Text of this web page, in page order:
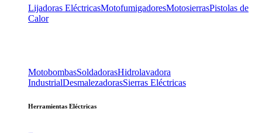
Lijadoras EléctricasMotofumigadoresMotosierrasPistolas de
Calor
MotobombasSoldadorasHidrolavadora
IndustrialDesmalezadorasSierras Eléctricas
Herramientas Eléctricas